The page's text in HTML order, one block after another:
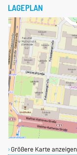
LAGEPLAN
Größere Karte anzeigen